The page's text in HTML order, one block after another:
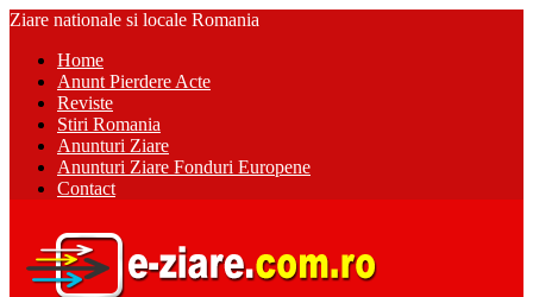
Ziare nationale si locale Romania
Home
Anunt Pierdere Acte
Reviste
Stiri Romania
Anunturi Ziare
Anunturi Ziare Fonduri Europene
Contact